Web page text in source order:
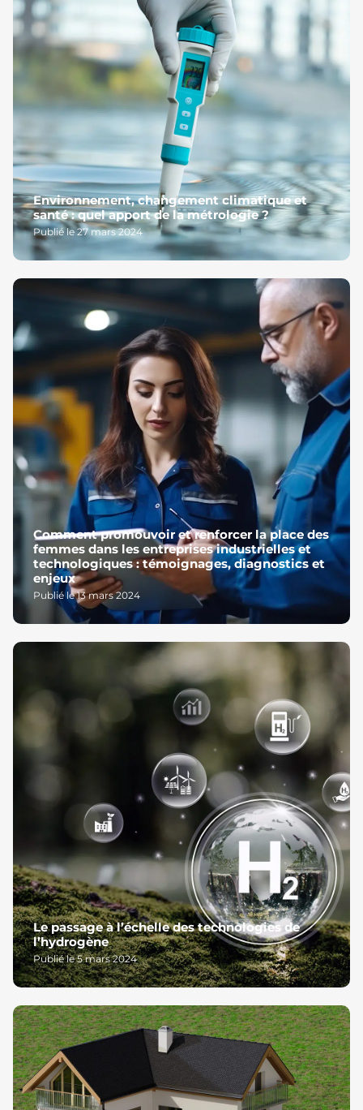
Environnement, changement climatique et
santé : quel apport de la métrologie ?
Publié le 27 mars 2024
Comment promouvoir et renforcer la place des
femmes dans les entreprises industrielles et
technologiques : témoignages, diagnostics et
enjeux
Publié le 13 mars 2024
Le passage à l’échelle des technologies de
l’hydrogène
Publié le 5 mars 2024